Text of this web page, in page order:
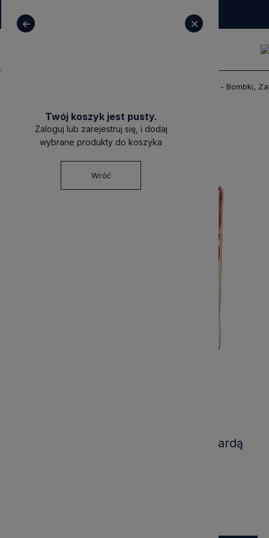
sklep@decoratore.pl
Twój koszyk jest pusty.
Zaloguj lub zarejestruj się, i dodaj
wybrane produkty do koszyka
Wróć
Boże Narodzenie - Bombki,
Dekoracja Prezent Świąteczny z Kokardą